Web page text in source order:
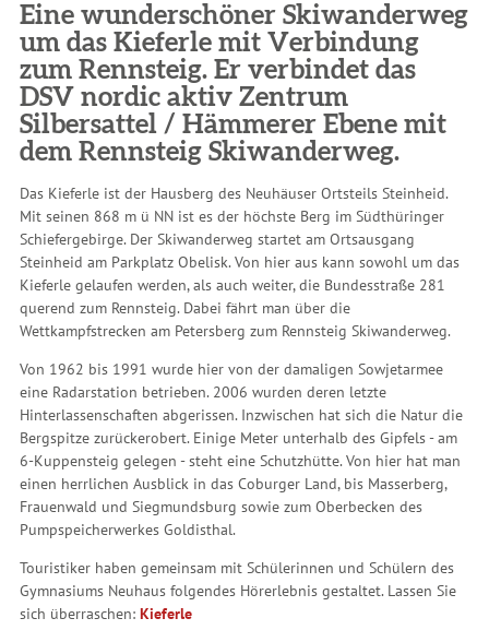
Eine wunderschöner Skiwanderweg
um das Kieferle mit Verbindung
zum Rennsteig. Er verbindet das
DSV nordic aktiv Zentrum
Silbersattel / Hämmerer Ebene mit
dem Rennsteig Skiwanderweg.
Das Kieferle ist der Hausberg des Neuhäuser Ortsteils Steinheid.
Mit seinen 868 m ü NN ist es der höchste Berg im Südthüringer
Schiefergebirge. Der Skiwanderweg startet am Ortsausgang
Steinheid am Parkplatz Obelisk. Von hier aus kann sowohl um das
Kieferle gelaufen werden, als auch weiter, die Bundesstraße 281
querend zum Rennsteig. Dabei fährt man über die
Wettkampfstrecken am Petersberg zum Rennsteig Skiwanderweg.
Von 1962 bis 1991 wurde hier von der damaligen Sowjetarmee
eine Radarstation betrieben. 2006 wurden deren letzte
Hinterlassenschaften abgerissen. Inzwischen hat sich die Natur die
Bergspitze zurückerobert. Einige Meter unterhalb des Gipfels - am
6-Kuppensteig gelegen - steht eine Schutzhütte. Von hier hat man
einen herrlichen Ausblick in das Coburger Land, bis Masserberg,
Frauenwald und Siegmundsburg sowie zum Oberbecken des
Pumpspeicherwerkes Goldisthal.
Touristiker haben gemeinsam mit Schülerinnen und Schülern des
Gymnasiums Neuhaus folgendes Hörerlebnis gestaltet. Lassen Sie
sich überraschen: Kieferle